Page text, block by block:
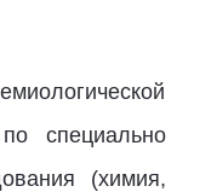
специально
(химия,